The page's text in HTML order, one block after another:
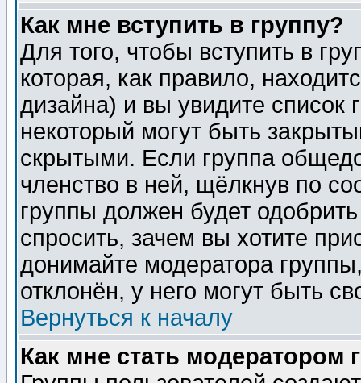
Как мне вступить в группу?
Для того, чтобы вступить в
которая, как правило,
дизайна) и вы увидите список
некоторый могут быть
скрытыми. Если группа
членство в ней, щёлкнув по
группы должен будет
спросить, зачем вы хотите
донимайте модератора
отклонён, у него могут быть
Вернуться к началу
Как мне стать модератором